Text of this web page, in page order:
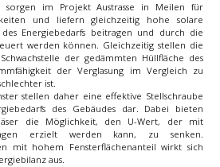
sorgen im Projekt Austrasse in Meilen für
und liefern gleichzeitig hohe solare
Energiebedarfs beitragen und durch die
werden können. Gleichzeitig stellen die
der gedämmten Hüllfläche des
der Verglasung im Vergleich zu
ist.
stellen daher eine effektive Stellschraube
des Gebäudes dar. Dabei bieten
die Möglichkeit, den U-Wert, der mit
erzielt werden kann, zu senken.
mit hohem Fensterflächenanteil wirkt sich
aus.